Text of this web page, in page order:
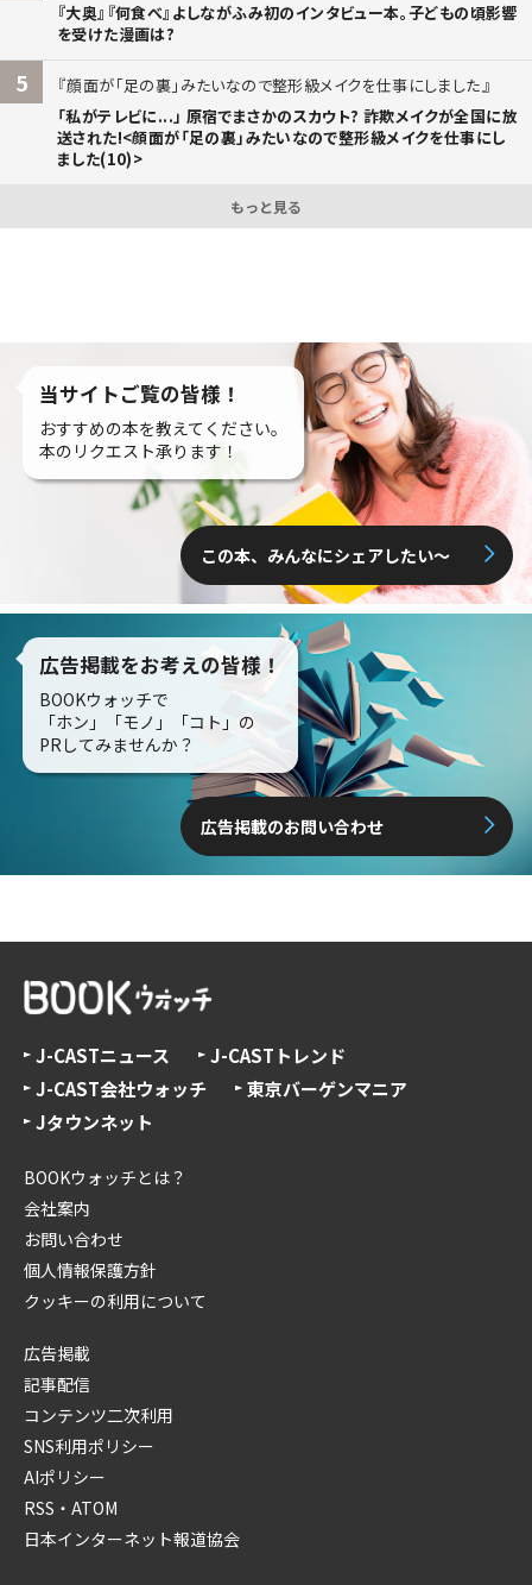
『大奥』『何食べ』よしながふみ初のインタビュー本。子どもの頃影響
を受けた漫画は?
5
顔面が「足の裏」みたいなので整形級メイクを仕事にしました
「私がテレビに...」 原宿でまさかのスカウト? 詐欺メイクが全国に放
送された!<顔面が「足の裏」みたいなので整形級メイクを仕事にし
ました(10)>
もっと見る
当サイトご覧の皆様！
おすすめの本を教えてください。
本のリクエスト承ります！
この本、みんなにシェアしたい〜
広告掲載をお考えの皆様！
BOOKウォッチで
「ホン」「モノ」「コト」の
PRしてみませんか？
広告掲載のお問い合わせ
J-CASTニュース
J-CASTトレンド
J-CAST会社ウォッチ
東京バーゲンマニア
Jタウンネット
BOOKウォッチとは？
会社案内
お問い合わせ
個人情報保護方針
クッキーの利用について
広告掲載
記事配信
コンテンツ二次利用
SNS利用ポリシー
AIポリシー
RSS・ATOM
日本インターネット報道協会